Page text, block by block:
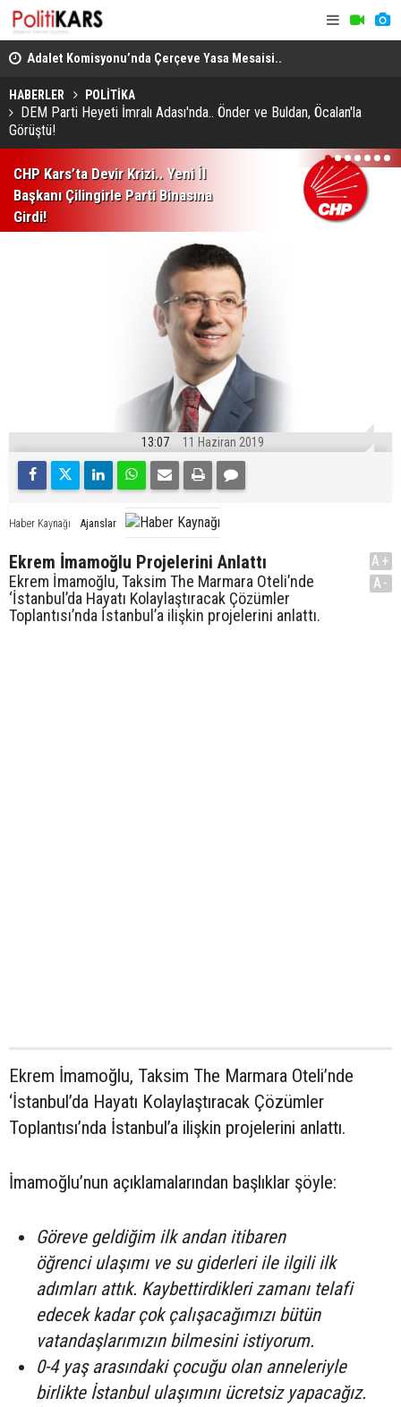
Adalet Komisyonu’nda Çerçeve Yasa Mesaisi..
Görüşmeler Tartışmalarla Başladı!
HABERLER POLİTİKA
DEM Parti Heyeti İmralı Adası'nda.. Önder ve Buldan, Öcalan'la
Görüştü!
CHP Kars’ta Devir Krizi.. Yeni İl
Başkanı Çilingirle Parti Binasına
Girdi!
1 2 3 4 5 6 7
13:07 11 Haziran 2019
Haber Kaynağı Ajanslar
Ekrem İmamoğlu Projelerini Anlattı
Ekrem İmamoğlu, Taksim The Marmara Oteli’nde
‘İstanbul’da Hayatı Kolaylaştıracak Çözümler
Toplantısı’nda İstanbul’a ilişkin projelerini anlattı.
A+
A-
Ekrem İmamoğlu, Taksim The Marmara Oteli’nde
‘İstanbul’da Hayatı Kolaylaştıracak Çözümler
Toplantısı’nda İstanbul’a ilişkin projelerini anlattı.
İmamoğlu’nun açıklamalarından başlıklar şöyle:
Göreve geldiğim ilk andan itibaren
öğrenci ulaşımı ve su giderleri ile ilgili ilk
adımları attık. Kaybettirdikleri zamanı telafi
edecek kadar çok çalışacağımızı bütün
vatandaşlarımızın bilmesini istiyorum.
0-4 yaş arasındaki çocuğu olan anneleriyle
birlikte İstanbul ulaşımını ücretsiz yapacağız.